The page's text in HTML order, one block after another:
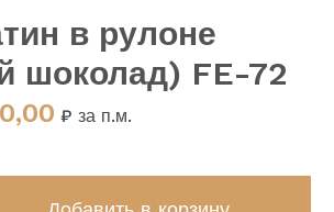
в рулоне
шоколад) FE-72
₽ за п.м.